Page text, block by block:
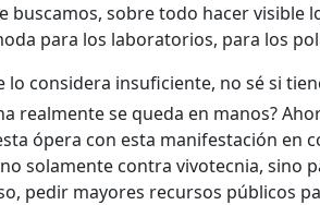
buscamos, sobre todo hacer visible
para los laboratorios, para los
lo considera insuficiente, no sé si
realmente se queda en manos?
ópera con esta manifestación en
solamente contra vivotecnia, sino
pedir mayores recursos públicos